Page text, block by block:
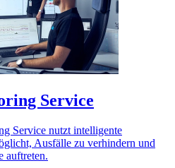
Service
Service nutzt intelligente
Ausfälle zu verhindern und
auftreten.